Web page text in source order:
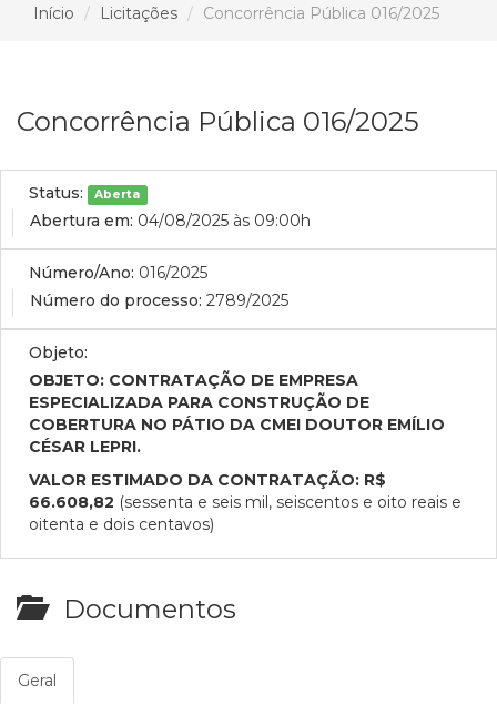
Início Licitações Concorrência Pública 016/2025
Concorrência Pública 016/2025
Status: Aberta
Abertura em: 04/08/2025 às 09:00h
Número/Ano: 016/2025
Número do processo: 2789/2025
Objeto:
OBJETO: CONTRATAÇÃO DE EMPRESA
ESPECIALIZADA PARA CONSTRUÇÃO DE
COBERTURA NO PÁTIO DA CMEI DOUTOR EMÍLIO
CÉSAR LEPRI.
VALOR ESTIMADO DA CONTRATAÇÃO: R$
66.608,82 (sessenta e seis mil, seiscentos e oito reais e
oitenta e dois centavos)
Documentos
Geral